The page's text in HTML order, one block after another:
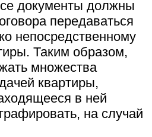
документы должны
передаваться
непосредственному
Таким образом,
множества
квартиры,
в ней
на случай